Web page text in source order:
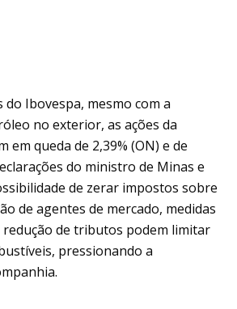
do Ibovespa, mesmo com a
no exterior, as ações da
em queda de 2,39% (ON) e de
do ministro de Minas e
de zerar impostos sobre
de agentes de mercado, medidas
de tributos podem limitar
pressionando a